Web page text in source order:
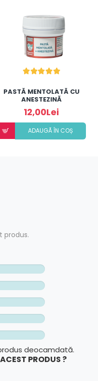
PASTĂ MENTOLATĂ CU
ANESTEZINĂ
12,00Lei
ADAUGÃ ÎN COȘ
produs.
deocamdată.
PRODUS ?